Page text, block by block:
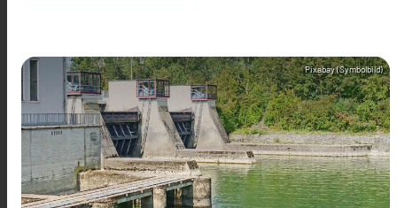
Pixabay (Symbolbild)